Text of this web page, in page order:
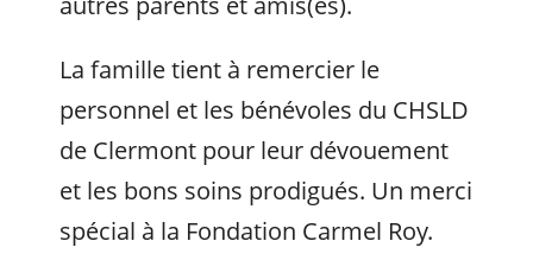
La famille tient à remercier le
personnel et les bénévoles du CHSLD
de Clermont pour leur dévouement
et les bons soins prodigués. Un merci
spécial à la Fondation Carmel Roy.